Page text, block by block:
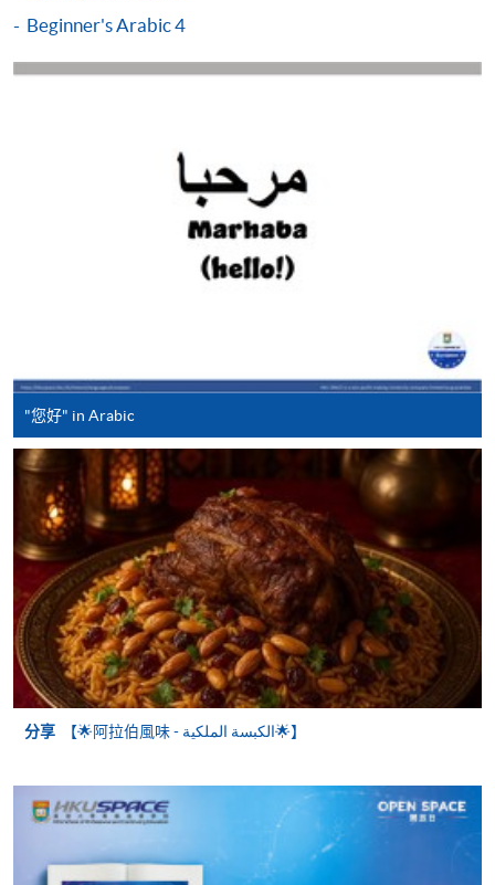
短期課程
報讀同一學歷頒授課程內其他單元
個別課程為須報讀同一學歷頒授課程及其他單元或繳
交下期學費的學員，提供網上服務，如學員就讀的課
程設有此服務，課程負責人會通知學員有關程序。
VISA 或 Mastercard、「微信支付」(Online WeChat
Pay) 、「支付寶」(Online Alipay) 或 「轉數快」(FPS)
繳付學費。
親身報名/郵遞
報讀新課程
凡以「先到先得」為取錄方式的課程，請填妥
SF26報名表，親往報名中心或以郵遞方式連同學
費以及所需證明文件呈交。
申請學歷頒授及專業課程可能需要其他資料，報名
表可向報名中心或有關課程負責人索取。填妥申請
表格後，請連同報名費/學費以及所需證明文件親
Beginner's Arabic 4
"您好" in Arabic
分享 【🌟阿拉伯風味 - الكبسة الملكية‎🌟】